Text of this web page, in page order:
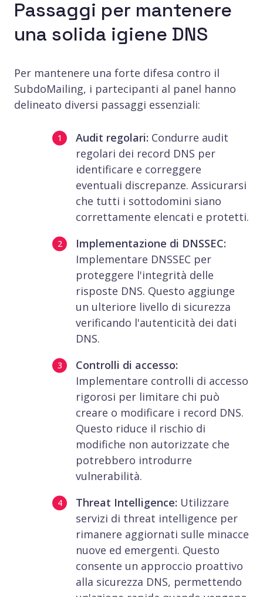
Passaggi per mantenere
una solida igiene DNS
Per mantenere una forte difesa contro il
SubdoMailing, i partecipanti al panel hanno
delineato diversi passaggi essenziali:
Audit regolari: Condurre audit
regolari dei record DNS per
identificare e correggere
eventuali discrepanze. Assicurarsi
che tutti i sottodomini siano
correttamente elencati e protetti.
Implementazione di DNSSEC:
Implementare DNSSEC per
proteggere l'integrità delle
risposte DNS. Questo aggiunge
un ulteriore livello di sicurezza
verificando l'autenticità dei dati
DNS.
Controlli di accesso:
Implementare controlli di accesso
rigorosi per limitare chi può
creare o modificare i record DNS.
Questo riduce il rischio di
modifiche non autorizzate che
potrebbero introdurre
vulnerabilità.
Threat Intelligence: Utilizzare
servizi di threat intelligence per
rimanere aggiornati sulle minacce
nuove ed emergenti. Questo
consente un approccio proattivo
alla sicurezza DNS, permettendo